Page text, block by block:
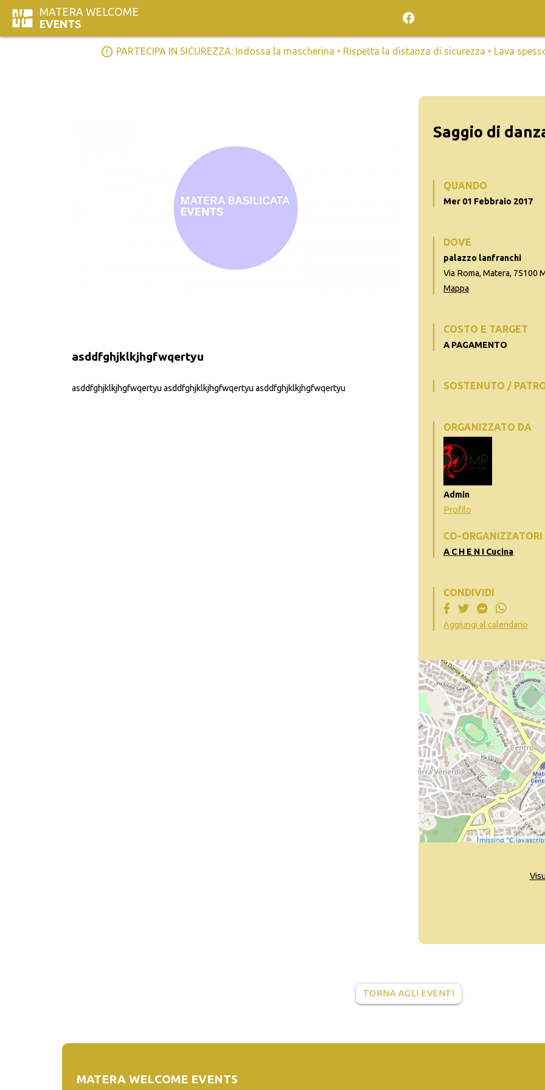
MATERA WELCOME
EVENTS
error_outline PARTECIPA IN SICUREZZA: Indossa la mascherina • Rispetta la distanza di sicurezza • Lava
asddfghjklkjhgfwqertyu
asddfghjklkjhgfwqertyu asddfghjklkjhgfwqertyu asddfghjklkjhgfwqertyu
Saggio di
QUANDO
Mer 01 Febbraio 2017
DOVE
palazzo lanfranchi
Via Roma, Matera, 75100
Mappa
COSTO E TARGET
A PAGAMENTO
SOSTENUTO /
ORGANIZZATO DA
Admin
Profilo
CO-ORGANIZZATORI
A C H E N I Cucina
CONDIVIDI
Aggiungi al calendario
TORNA AGLI EVENTI
MATERA WELCOME EVENTS